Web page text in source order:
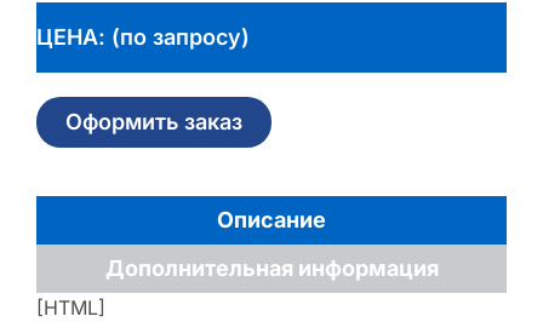
ЦЕНА: (по запросу)
Оформить заказ
Описание
Дополнительная информация
[HTML]